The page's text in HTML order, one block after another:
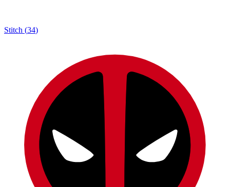
Stitch (34)